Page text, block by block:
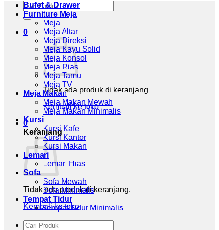
Pencarian
untuk:
0
Tidak ada produk di keranjang.
Kembali ke toko
0
Keranjang
Tidak ada produk di keranjang.
Kembali ke toko
Bufet & Drawer
Furniture Meja
Meja
Meja Altar
Meja Direksi
Meja Kayu Solid
Meja Konsol
Meja Rias
Meja Tamu
Meja TV
Meja Makan
Meja Makan Mewah
Meja Makan Minimalis
Kursi
Kursi Kafe
Kursi Kantor
Kursi Makan
Lemari
Lemari Hias
Sofa
Sofa Mewah
Sofa Minimalis
Tempat Tidur
Tempat Tidur Minimalis
Pencarian